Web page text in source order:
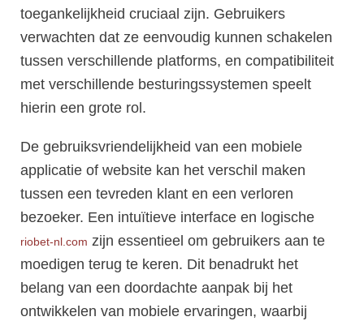
toegankelijkheid cruciaal zijn. Gebruikers
verwachten dat ze eenvoudig kunnen schakelen
tussen verschillende platforms, en compatibiliteit
met verschillende besturingssystemen speelt
hierin een grote rol.
De gebruiksvriendelijkheid van een mobiele
applicatie of website kan het verschil maken
tussen een tevreden klant en een verloren
bezoeker. Een intuïtieve interface en logische
riobet-nl.com zijn essentieel om gebruikers aan te
moedigen terug te keren. Dit benadrukt het
belang van een doordachte aanpak bij het
ontwikkelen van mobiele ervaringen, waarbij